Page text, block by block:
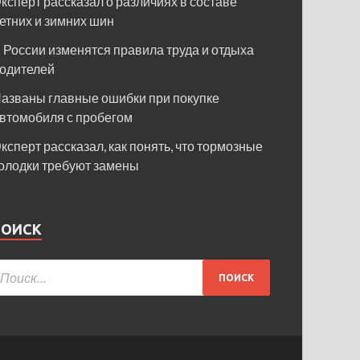
и зимних шин
России изменятся правила труда и отдыха
главные ошибки при покупке
с пробегом
рассказал, как понять, что тормозные
требуют замены